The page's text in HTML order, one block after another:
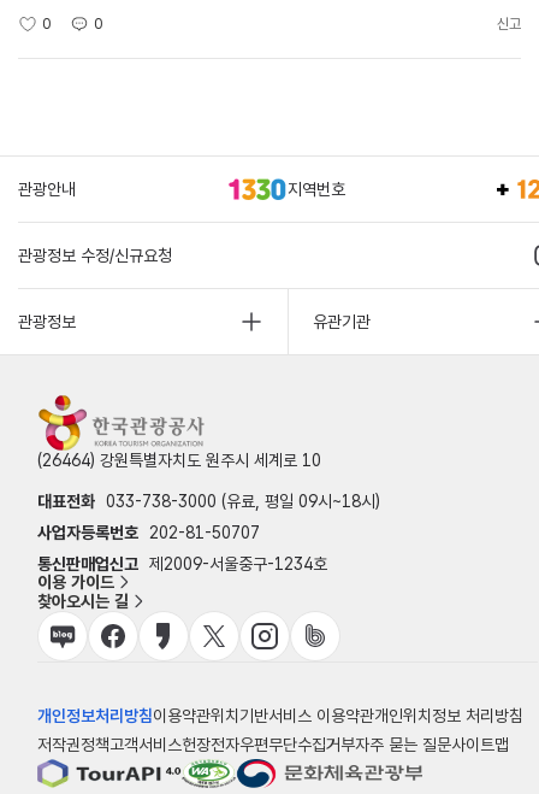
0 0 신고
관광안내 지역번호
관광정보 수정/신규요청
관광정보 유관기관
(26464) 강원특별자치도 원주시 세계로 10
대표전화 033-738-3000 (유료, 평일 09시~18시)
사업자등록번호
202-81-50707
통신판매업신고 제2009-서울중구-1234호
이용 가이드
찾아오시는 길
개인정보처리방침이용약관위치기반서비스 이용약관개인위치정보 처리방침
저작권정책고객서비스헌장전자우편무단수집거부자주 묻는 질문사이트맵